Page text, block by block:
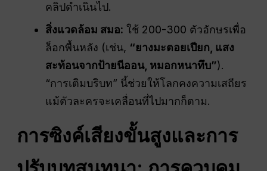
คลิปดำเนินไป.
สิ่งแวดล้อม สมอ: ใช้ 200-300 ตัวอักษรเพื่อ
ล็อกพื้นหลัง (เช่น, “ยางมะตอยเปียก, แสง
สะท้อนจากป้ายนีออน, หมอกหนาทึบ”).
“การเติมบริบท” นี้ช่วยให้โลกคงความเสถียร
แม้ตัวละครจะเคลื่อนที่ไปมากก็ตาม.
การซิงค์เสียงขั้นสูงและการ